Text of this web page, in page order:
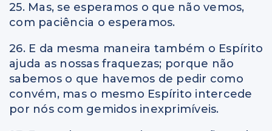
25. Mas, se esperamos o que não vemos,
com paciência o esperamos.
26. E da mesma maneira também o Espírito
ajuda as nossas fraquezas; porque não
sabemos o que havemos de pedir como
convém, mas o mesmo Espírito intercede
por nós com gemidos inexprimíveis.